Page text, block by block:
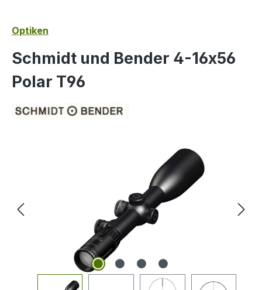
Optiken
Schmidt und Bender 4-16x56
Polar T96